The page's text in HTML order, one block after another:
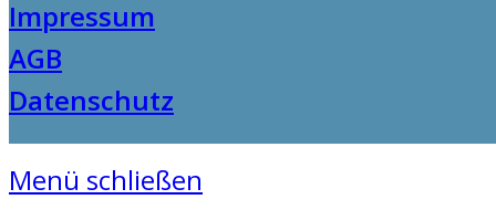
Impressum
AGB
Datenschutz
Menü schließen